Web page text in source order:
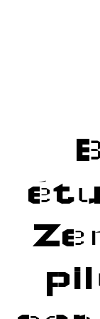
ОМГ: